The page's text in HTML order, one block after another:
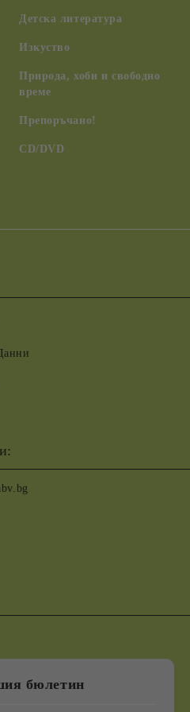
Детска литература
Изкуство
Природа, хоби и свободно
време
Препоръчано!
CD/DVD
бюлетин